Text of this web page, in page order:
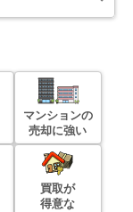
マンションの
売却に強い
買取が
得意な